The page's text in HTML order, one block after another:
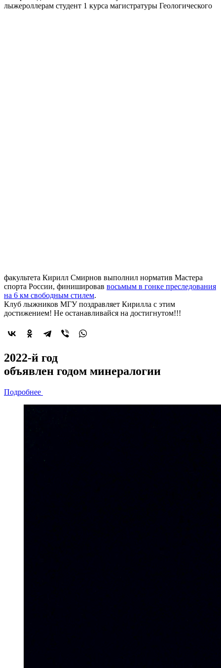
лыжероллерам студент 1 курса магистратуры Геологического
факультета Кирилл Смирнов выполнил норматив Мастера
спорта России, финишировав восьмым в гонке преследования
на 6 км свободным стилем.
Клуб лыжников МГУ поздравляет Кирилла с этим
достижением! Не останавливайся на достигнутом!!!
2022-й год
объявлен годом минералогии
Подробнее